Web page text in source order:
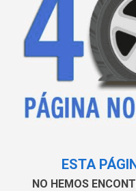
ESTA
NO HEMOS